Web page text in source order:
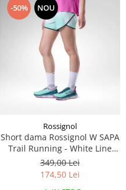
-50% NOU
Rossignol
Short dama Rossignol W SAPA
Trail Running - White Line
Fogg
349,00 Lei
174,50 Lei